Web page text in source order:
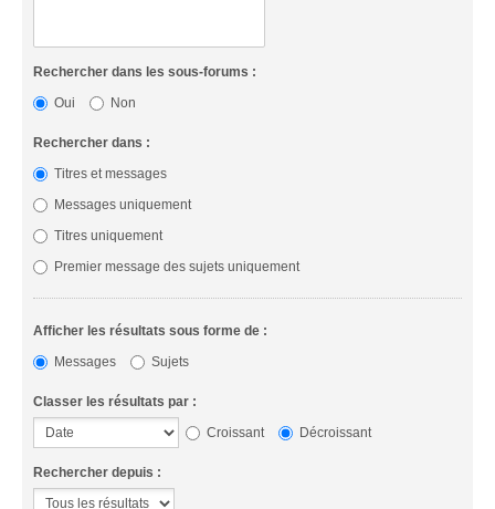
Rechercher dans les sous-forums :
Oui
Non
Rechercher dans :
Titres et messages
Messages uniquement
Titres uniquement
Premier message des sujets uniquement
Afficher les résultats sous forme de :
Messages
Sujets
Classer les résultats par :
Croissant
Décroissant
Rechercher depuis :